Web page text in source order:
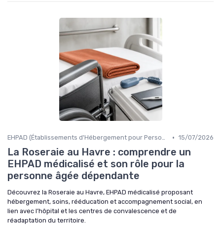
EHPAD (Établissements d'Hébergement pour Personnes Âgées Dépendantes) • 15/07/2026
La Roseraie au Havre : comprendre un
EHPAD médicalisé et son rôle pour la
personne âgée dépendante
Découvrez la Roseraie au Havre, EHPAD médicalisé proposant
hébergement, soins, rééducation et accompagnement social, en
lien avec l’hôpital et les centres de convalescence et de
réadaptation du territoire.